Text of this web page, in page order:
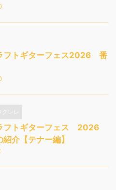
フトギターフェス2026 番
クレレ
フトギターフェス 2026
介【テナー編】